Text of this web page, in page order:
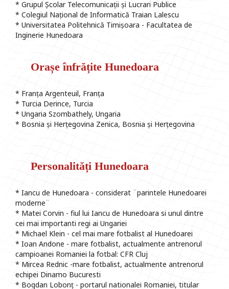
* Grupul Școlar Telecomunicații și Lucrari Publice
* Colegiul Național de Informatică Traian Lalescu
* Universitatea Politehnică Timișoara - Facultatea de
Inginerie Hunedoara
Orașe înfrățite Hunedoara
* Franța Argenteuil, Franța
* Turcia Derince, Turcia
* Ungaria Szombathely, Ungaria
* Bosnia și Herțegovina Zenica, Bosnia și Herțegovina
Personalități Hunedoara
* Iancu de Hunedoara - considerat ¨parintele Hunedoarei
moderne¨
* Matei Corvin - fiul lui Iancu de Hunedoara si unul dintre
cei mai importanti regi ai Ungariei
* Michael Klein - cel mai mare fotbalist al Hunedoarei
* Ioan Andone - mare fotbalist, actualmente antrenorul
campioanei Romaniei la fotbal: CFR Cluj
* Mircea Rednic -mare fotbalist, actualmente antrenorul
echipei Dinamo Bucuresti
* Bogdan Lobonț - portarul nationalei Romaniei, titular